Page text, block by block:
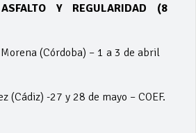
Y REGULARIDAD (8
(Córdoba) – 1 a 3 de abril
(Cádiz) -27 y 28 de mayo – COEF.